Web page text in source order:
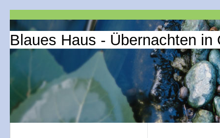
Blaues Haus - Übernachten